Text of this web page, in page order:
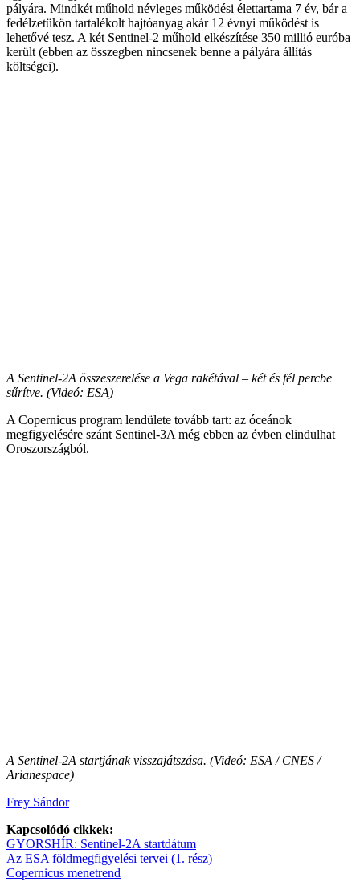
pályára. Mindkét műhold névleges működési élettartama 7 év, bár a
fedélzetükön tartalékolt hajtóanyag akár 12 évnyi működést is
lehetővé tesz. A két Sentinel-2 műhold elkészítése 350 millió euróba
került (ebben az összegben nincsenek benne a pályára állítás
költségei).
A Sentinel-2A összeszerelése a Vega rakétával – két és fél percbe
sűrítve. (Videó: ESA)
A Copernicus program lendülete tovább tart: az óceánok
megfigyelésére szánt Sentinel-3A még ebben az évben elindulhat
Oroszországból.
A Sentinel-2A startjának visszajátszása. (Videó: ESA / CNES /
Arianespace)
Frey Sándor
Kapcsolódó cikkek:
GYORSHÍR: Sentinel-2A startdátum
Az ESA földmegfigyelési tervei (1. rész)
Copernicus menetrend